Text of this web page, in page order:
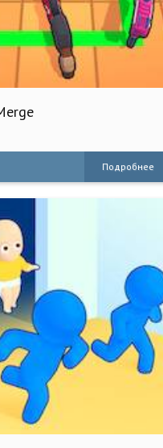
Подробнее